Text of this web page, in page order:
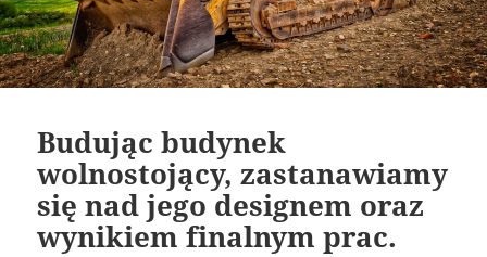
Budując budynek
wolnostojący, zastanawiamy
się nad jego designem oraz
wynikiem finalnym prac.